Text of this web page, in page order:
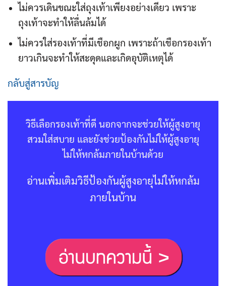
ไม่ควรเดินขณะใส่ถุงเท้าเพียงอย่างเดียว เพราะ
ถุงเท้าจะทำให้ลื่นล้มได้
ไม่ควรใส่รองเท้าที่มีเชือกผูก เพราะถ้าเชือกรองเท้า
ยาวเกินจะทำให้สะดุดและเกิดอุบัติเหตุได้
กลับสู่สารบัญ
วิธีเลือกรองเท้าที่ดี นอกจากจะช่วยให้ผู้สูงอายุ
สวมใส่สบาย และยังช่วยป้องกันไม่ให้ผู้สูงอายุ
ไม่ให้หกล้มภายในบ้านด้วย
อ่านเพิ่มเติมวิธีป้องกันผู้สูงอายุไม่ให้หกล้ม
ภายในบ้าน